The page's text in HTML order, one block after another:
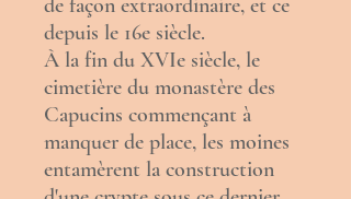
de façon extraordinaire, et ce
depuis le 16e siècle.
À la fin du XVIe siècle, le
cimetière du monastère des
Capucins commençant à
manquer de place, les moines
entamèrent la construction